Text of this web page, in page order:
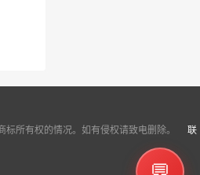
标所有权的情况。如有侵权请致电删除。 联